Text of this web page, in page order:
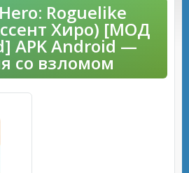
Roguelike
Хиро) [МОД
APK Android —
со взломом